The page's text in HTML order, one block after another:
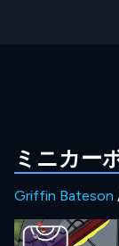
ミニカー
Griffin Bateson